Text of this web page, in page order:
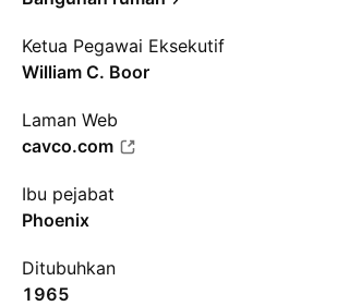
Ketua Pegawai Eksekutif
William C. Boor
Laman Web
cavco.com
Ibu pejabat
Phoenix
Ditubuhkan
1965